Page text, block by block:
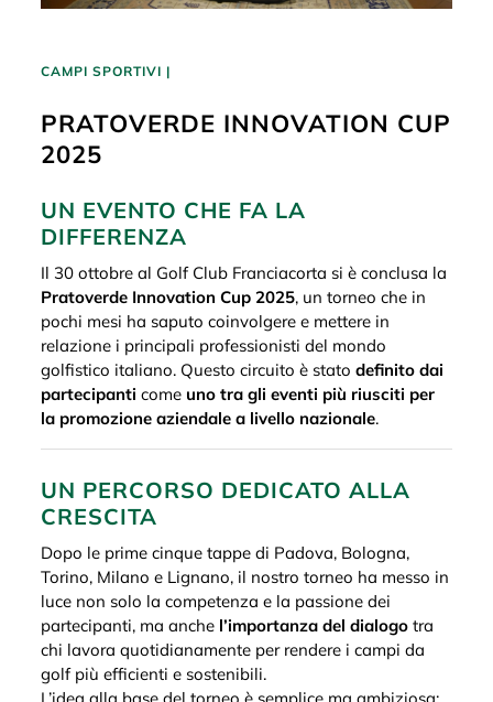
CAMPI SPORTIVI |
PRATOVERDE INNOVATION CUP
2025
UN EVENTO CHE FA LA
DIFFERENZA
Il 30 ottobre al Golf Club Franciacorta si è conclusa la
Pratoverde Innovation Cup 2025, un torneo che in
pochi mesi ha saputo coinvolgere e mettere in
relazione i principali professionisti del mondo
golfistico italiano. Questo circuito è statodefinito dai
partecipanti come uno tra gli eventi più riusciti per
la promozione aziendale a livello nazionale.
UN PERCORSO DEDICATO ALLA
CRESCITA
Dopo le prime cinque tappe di Padova, Bologna,
Torino, Milano e Lignano, il nostro torneo ha messo in
luce non solo la competenza e la passione dei
partecipanti, ma anche l’importanza del dialogo tra
chi lavora quotidianamente per rendere i campi da
golf più efficienti e sostenibili.